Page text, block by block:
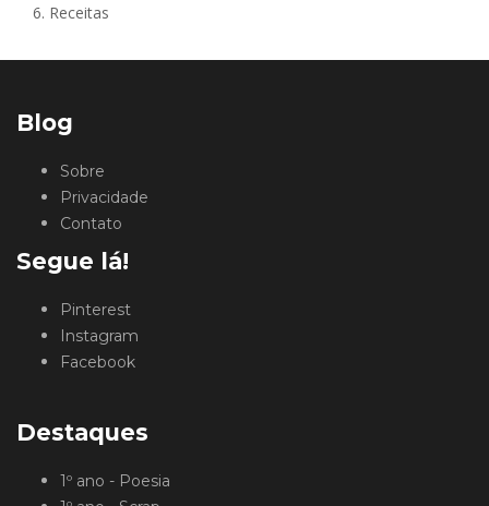
6. Receitas
Blog
Sobre
Privacidade
Contato
Segue lá!
Pinterest
Instagram
Facebook
Destaques
1º ano - Poesia